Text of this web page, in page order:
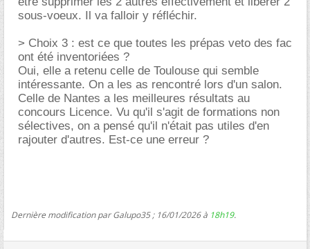
sous-voeux. Il va falloir y réfléchir.
> Choix 3 : est ce que toutes les prépas veto des fac
ont été inventoriées ?
Oui, elle a retenu celle de Toulouse qui semble
intéressante. On a les as rencontré lors d'un salon.
Celle de Nantes a les meilleures résultats au
concours Licence. Vu qu'il s'agit de formations non
sélectives, on a pensé qu'il n'était pas utiles d'en
rajouter d'autres. Est-ce une erreur ?
Dernière modification par Galupo35 ; 16/01/2026 à 18h19.